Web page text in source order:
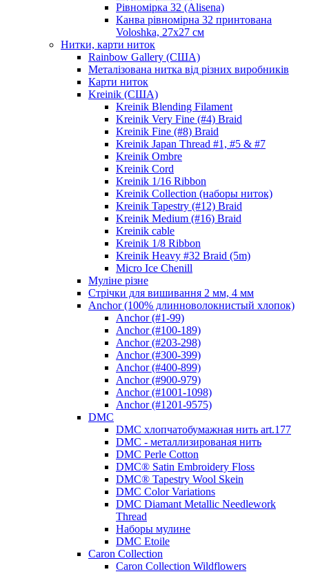
Рівномірка 32 (Alisena)
Канва рівномірна 32 принтована
Voloshka, 27х27 см
Нитки, карти ниток
Rainbow Gallery (США)
Металізована нитка від різних виробників
Карти ниток
Kreinik (США)
Kreinik Blending Filament
Kreinik Very Fine (#4) Braid
Kreinik Fine (#8) Braid
Kreinik Japan Thread #1, #5 & #7
Kreinik Ombre
Kreinik Cord
Kreinik 1/16 Ribbon
Kreinik Collection (наборы ниток)
Kreinik Tapestry (#12) Braid
Kreinik Medium (#16) Braid
Kreinik cable
Kreinik 1/8 Ribbon
Kreinik Heavy #32 Braid (5m)
Micro Ice Chenill
Муліне різне
Стрічки для вишивання 2 мм, 4 мм
Anchor (100% длинноволокнистый хлопок)
Anchor (#1-99)
Anchor (#100-189)
Anchor (#203-298)
Anchor (#300-399)
Anchor (#400-899)
Anchor (#900-979)
Anchor (#1001-1098)
Anchor (#1201-9575)
DMC
DMC хлопчатобумажная нить art.177
DMC - металлизированая нить
DMC Perle Cotton
DMC® Satin Embroidery Floss
DMC® Tapestry Wool Skein
DMC Color Variations
DMC Diamant Metallic Needlework
Thread
Наборы мулине
DMC Etoile
Caron Collection
Caron Collection Wildflowers